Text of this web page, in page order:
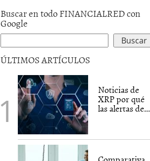
Buscar en todo FINANCIALRED con
Google
ÚLTIMOS ARTÍCULOS
Noticias de
XRP por qué
las alertas de...